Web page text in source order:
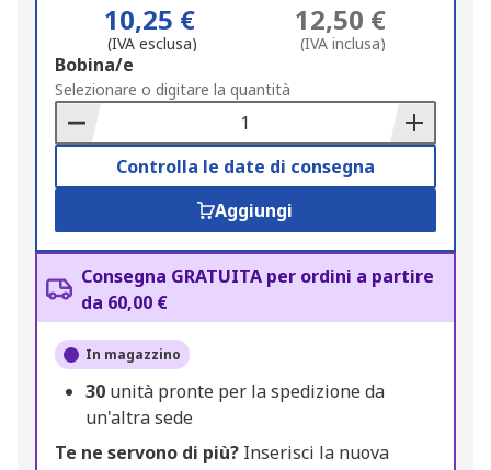
10,25 €
(IVA esclusa)
12,50 €
(IVA inclusa)
Add
to
Basket
Bobina/e
Selezionare o digitare la quantità
Controlla le date di consegna
Aggiungi
Consegna GRATUITA per ordini a partire
da 60,00 €
In magazzino
30 unità pronte per la spedizione da
un'altra sede
Te ne servono di più? Inserisci la nuova